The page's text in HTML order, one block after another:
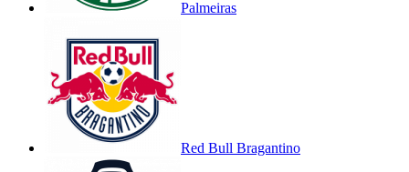
Palmeiras
Red Bull Bragantino